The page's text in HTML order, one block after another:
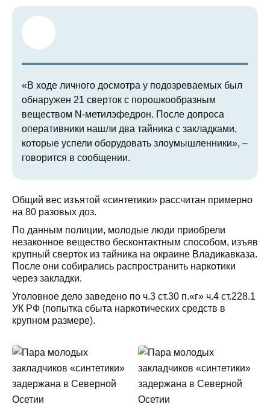
«В ходе личного досмотра у подозреваемых был
обнаружен 21 сверток с порошкообразным
веществом N-метилэфедрон. После допроса
оперативники нашли два тайника с закладками,
которые успели оборудовать злоумышленники», –
говорится в сообщении.
Общий вес изъятой «синтетики» рассчитан примерно
на 80 разовых доз.
По данным полиции, молодые люди приобрели
незаконное вещество бесконтактным способом, изъяв
крупный сверток из тайника на окраине Владикавказа.
После они собирались распространить наркотики
через закладки.
Уголовное дело заведено по ч.3 ст.30 п.«г» ч.4 ст.228.1
УК РФ (попытка сбыта наркотических средств в
крупном размере).